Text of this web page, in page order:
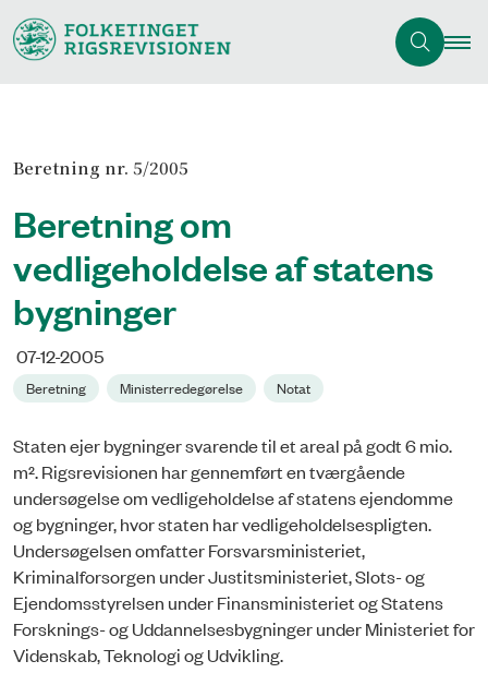
Beretning nr. 5/2005
Beretning om
vedligeholdelse af statens
bygninger
07-12-2005
Beretning Ministerredegørelse Notat
Staten ejer bygninger svarende til et areal på godt 6 mio.
m². Rigsrevisionen har gennemført en tværgående
undersøgelse om vedligeholdelse af statens ejendomme
og bygninger, hvor staten har vedligeholdelsespligten.
Undersøgelsen omfatter Forsvarsministeriet,
Kriminalforsorgen under Justitsministeriet, Slots- og
Ejendomsstyrelsen under Finansministeriet og Statens
Forsknings- og Uddannelsesbygninger under Ministeriet for
Videnskab, Teknologi og Udvikling.